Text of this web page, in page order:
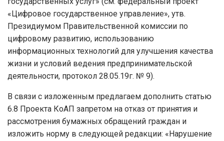
«Цифровое государственное управление», утв.
Президиумом Правительственной комиссии по
цифровому развитию, использованию
информационных технологий для улучшения качества
жизни и условий ведения предпринимательской
деятельности, протокол 28.05.19г. № 9).
В связи с изложенным предлагаем дополнить статью
6.8 Проекта КоАП запретом на отказ от принятия и
рассмотрения бумажных обращений граждан и
изложить норму в следующей редакции: «Нарушение